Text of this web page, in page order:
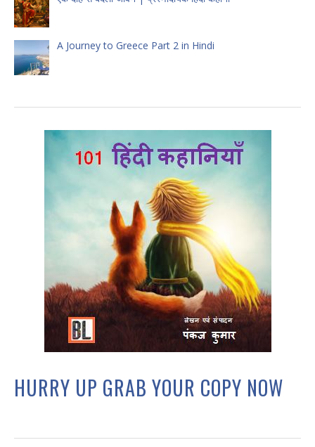
A Journey to Greece Part 2 in Hindi
HURRY UP GRAB YOUR COPY NOW